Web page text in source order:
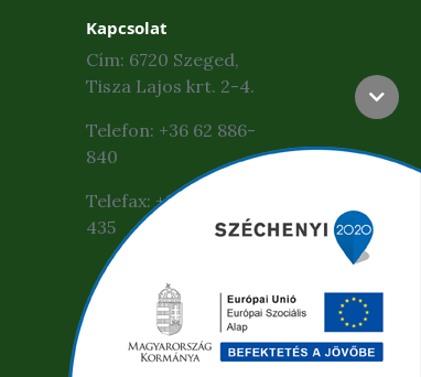
Kapcsolat
Cím: 6720 Szeged,
Tisza Lajos krt. 2-4.
Telefon: +36 62 886-
840
Telefax: +36 62 425-
435